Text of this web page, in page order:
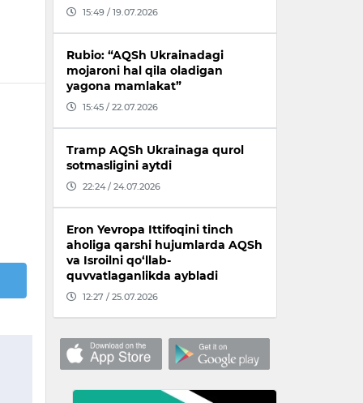
15:49 / 19.07.2026
Rubio: “AQSh Ukrainadagi
mojaroni hal qila oladigan
yagona mamlakat”
15:45 / 22.07.2026
Tramp AQSh Ukrainaga qurol
sotmasligini aytdi
22:24 / 24.07.2026
Eron Yevropa Ittifoqini tinch
aholiga qarshi hujumlarda AQSh
va Isroilni qo‘llab-
quvvatlaganlikda aybladi
12:27 / 25.07.2026